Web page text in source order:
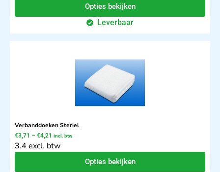
Opties bekijken
Leverbaar
Verbanddoeken Steriel
€3,71 – €4,21 incl. btw
3.4 excl. btw
Opties bekijken